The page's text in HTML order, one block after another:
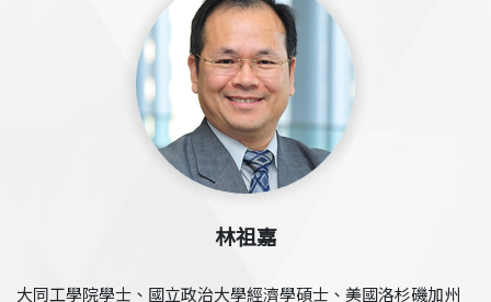
林祖嘉
大同工學院學士、國立政治大學經濟學碩士、美國洛杉磯加州